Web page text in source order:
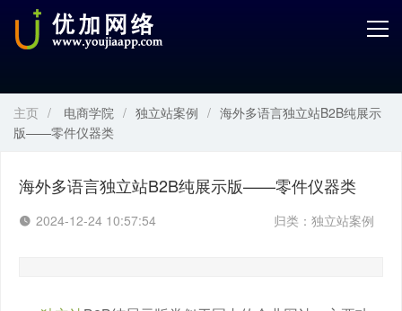
首页
开发服务
主页 / 电商学院 / 独立站案例 / 海外多语言独立站B2B纯展示
版——零件仪器类
海外多语言独立站B2B纯展示版——零件仪器类
2024-12-24 10:57:54 归类： 独立站案例